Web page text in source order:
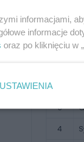
3
4
informacjami,
informacje
oraz po kliknięciu w
USTAWIENIA